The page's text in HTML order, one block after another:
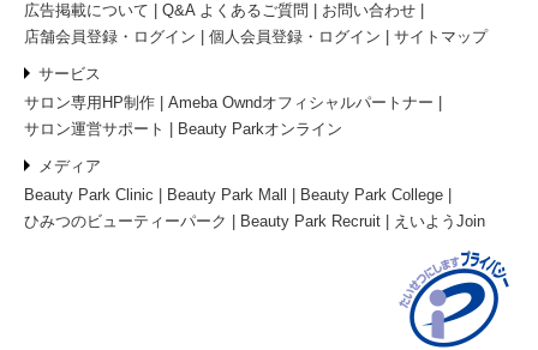
広告掲載について
Q&A よくあるご質問
お問い合わせ
店舗会員登録・ログイン
個人会員登録・ログイン サイトマップ
サービス
サロン専用HP制作
Ameba Owndオフィシャルパートナー
サロン運営サポート
Beauty Parkオンライン
メディア
Beauty Park Clinic
Beauty Park Mall
Beauty Park College
ひみつのビューティーパーク
Beauty Park Recruit えいようJoin